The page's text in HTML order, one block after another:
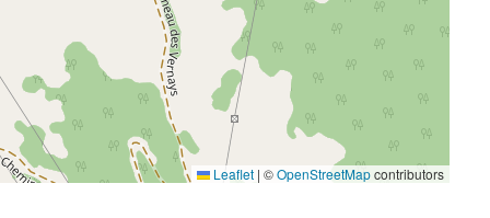
Leaflet | ©OpenStreetMapcontributors